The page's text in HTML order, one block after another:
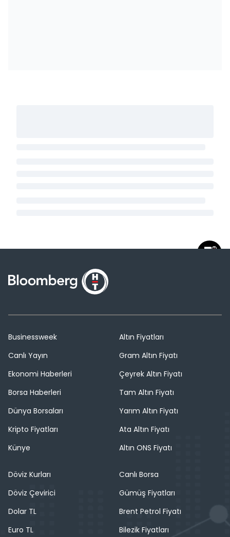
Businessweek
Canlı Yayın
Ekonomi Haberleri
Borsa Haberleri
Dünya Borsaları
Kripto Fiyatları
Künye
Altın Fiyatları
Gram Altın Fiyatı
Çeyrek Altın Fiyatı
Tam Altın Fiyatı
Yarım Altın Fiyatı
Ata Altın Fiyatı
Altın ONS Fiyatı
Döviz Kurları
Döviz Çevirici
Dolar TL
Euro TL
Canlı Borsa
Gümüş Fiyatları
Brent Petrol Fiyatı
Bilezik Fiyatları